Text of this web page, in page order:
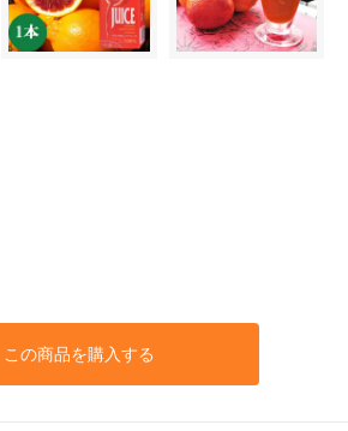
この商品を購入する